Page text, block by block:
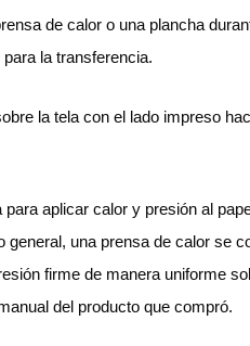
de calor o una plancha
la transferencia.
la tela con el lado impreso
aplicar calor y presión al
una prensa de calor se
firme de manera uniforme
del producto que compró.